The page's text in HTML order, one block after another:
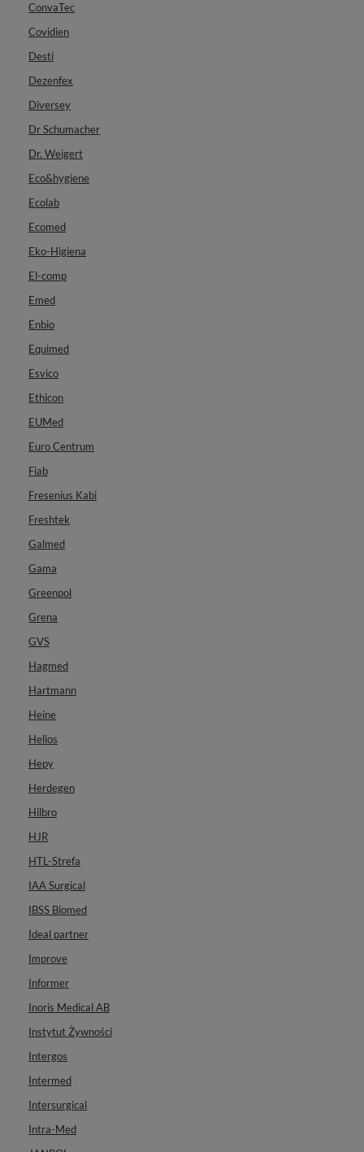
ConvaTec
Covidien
Desti
Dezenfex
Diversey
Dr Schumacher
Dr. Weigert
Eco&hygiene
Ecolab
Ecomed
Eko-Higiena
El-comp
Emed
Enbio
Equimed
Esvico
Ethicon
EUMed
Euro Centrum
Fiab
Fresenius Kabi
Freshtek
Galmed
Gama
Greenpol
Grena
GVS
Hagmed
Hartmann
Heine
Helios
Hepy
Herdegen
Hilbro
HJR
HTL-Strefa
IAA Surgical
IBSS Biomed
Ideal partner
Improve
Informer
Inoris Medical AB
Instytut Żywności
Intergos
Intermed
Intersurgical
Intra-Med